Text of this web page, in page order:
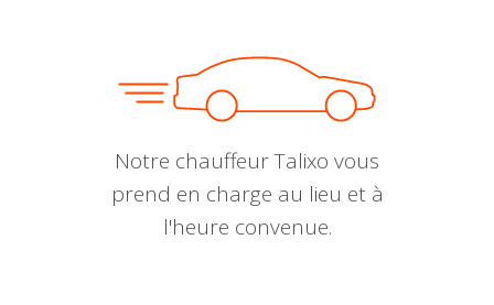
Notre chauffeur Talixo vous
prend en charge au lieu et à
l'heure convenue.